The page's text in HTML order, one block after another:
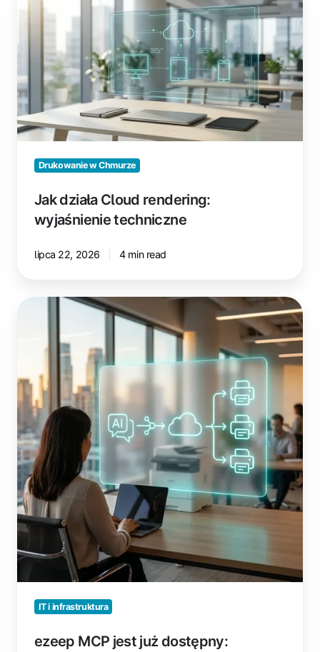
działa
Cloud
rendering:
wyjaśnienie
techniczne
Drukowanie w Chmurze
Jak działa Cloud rendering:
wyjaśnienie techniczne
lipca 22, 2026 4 min read
dostępny:
Umożliwcie
swojej
AI
drukowanie
IT i infrastruktura
ezeep MCP jest już dostępny: